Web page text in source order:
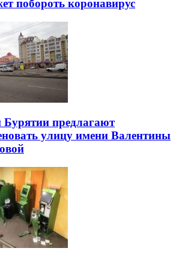
побороть коронавирус
предлагают
улицу имени Валентины